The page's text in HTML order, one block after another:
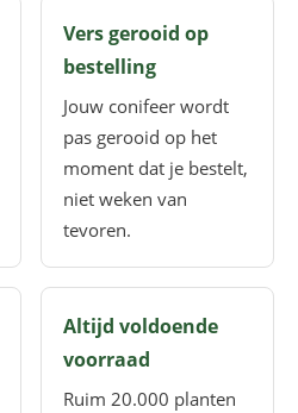
Vers gerooid op
bestelling
Jouw conifeer wordt
pas gerooid op het
moment dat je bestelt,
niet weken van
tevoren.
Altijd voldoende
voorraad
Ruim 20.000 planten